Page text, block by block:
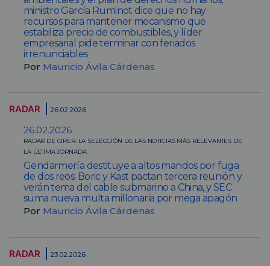
ministro García Ruminot dice que no hay
recursos para mantener mecanismo que
estabiliza precio de combustibles, y líder
empresarial pide terminar con feriados
irrenunciables
Por Mauricio Ávila Cárdenas
RADAR 26.02.2026
26.02.2026
RADAR DE CIPER: LA SELECCIÓN DE LAS NOTICIAS MÁS RELEVANTES DE
LA ÚLTIMA JORNADA
Gendarmería destituye a altos mandos por fuga
de dos reos; Boric y Kast pactan tercera reunión y
verán tema del cable submarino a China, y SEC
suma nueva multa millonaria por mega apagón
Por Mauricio Ávila Cárdenas
RADAR 23.02.2026